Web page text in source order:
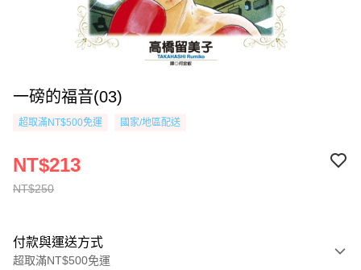
一磅的福音(03)
超取滿NT$500免運 國家/地區配送
NT$250
NT$213
付款與運送方式
超取滿NT$500免運